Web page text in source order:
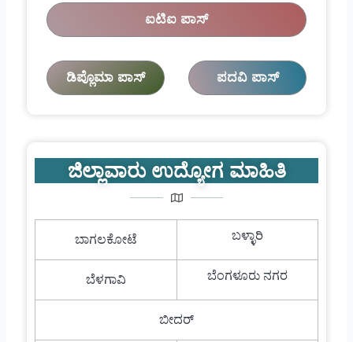
ಐಟಿಐ ಪಾಸ್
ಡಿಪ್ಲೊಮಾ ಪಾಸ್ ಪದವಿ ಪಾಸ್
ಜಿಲ್ಲಾವಾರು ಉದ್ಯೋಗ ಮಾಹಿತಿ
ಬಾಗಲಕೋಟೆ ಬಳ್ಳಾರಿ
ಬೆಳಗಾವಿ ಬೆಂಗಳೂರು ನಗರ
ಬೀದರ್